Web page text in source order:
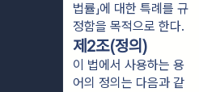
법률」에 대한 특례를 규
정함을 목적으로 한다.
제2조(정의)
이 법에서 사용하는 용
어의 정의는 다음과 같